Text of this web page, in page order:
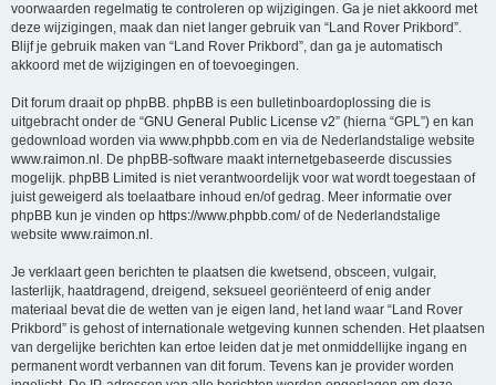
voorwaarden regelmatig te controleren op wijzigingen. Ga je niet akkoord met
deze wijzigingen, maak dan niet langer gebruik van “Land Rover Prikbord”.
Blijf je gebruik maken van “Land Rover Prikbord”, dan ga je automatisch
akkoord met de wijzigingen en of toevoegingen.
Dit forum draait op phpBB. phpBB is een bulletinboardoplossing die is
uitgebracht onder de “GNU General Public License v2” (hierna “GPL”) en kan
gedownload worden via www.phpbb.com en via de Nederlandstalige website
www.raimon.nl . De phpBB-software maakt internetgebaseerde discussies
mogelijk. phpBB Limited is niet verantwoordelijk voor wat wordt toegestaan of
juist geweigerd als toelaatbare inhoud en/of gedrag. Meer informatie over
phpBB kun je vinden op https://www.phpbb.com/of de Nederlandstalige
website www.raimon.nl .
Je verklaart geen berichten te plaatsen die kwetsend, obsceen, vulgair,
lasterlijk, haatdragend, dreigend, seksueel georiënteerd of enig ander
materiaal bevat die de wetten van je eigen land, het land waar “Land Rover
Prikbord” is gehost of internationale wetgeving kunnen schenden. Het plaatsen
van dergelijke berichten kan ertoe leiden dat je met onmiddellijke ingang en
permanent wordt verbannen van dit forum. Tevens kan je provider worden